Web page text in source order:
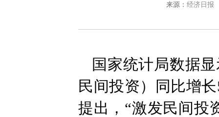
来源： 经济日报
国家统计局数据
民间投资）同比增
提出，“激发民间投